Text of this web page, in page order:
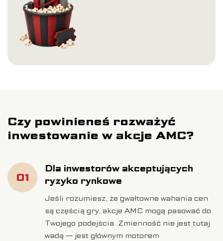
Czy powinieneś rozważyć
inwestowanie w akcje AMC?
01
Dla inwestorów akceptujących
ryzyko rynkowe
Jeśli rozumiesz, że gwałtowne wahania cen
są częścią gry, akcje AMC mogą pasować do
Twojego podejścia. Zmienność nie jest tutaj
wadą — jest głównym motorem
Twoje imię
Twój telefon
Twój e-mail